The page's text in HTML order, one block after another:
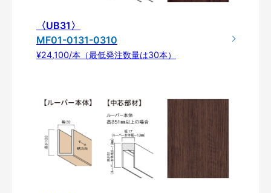
〈UB31〉
MF01-0131-0310
¥24,100/本（最低発注数量は30本）